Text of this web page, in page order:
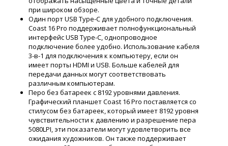
при широком обзоре.
Один порт USB Type-C для удобного подключения.
Coast 16 Pro поддерживает полнофункциональный
интерфейс USB Type-C, однопроводное
подключение более удобно. Использование кабеля
3-в-1 для подключения к компьютеру, если он
имеет порты HDMI и USB. Больше кабелей для
передачи данных могут соответствовать
различным компьютерам.
Перо без батареек с 8192 уровнями давления.
Графический планшет Coast 16 Pro поставляется со
стилусом без батареек, который имеет 8192 уровня
чувствительности к давлению и разрешение пера
5080LPI, эти показатели могут удовлетворить все
ожидания художников. Он также поддерживает